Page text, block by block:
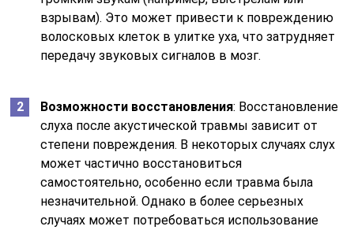
взрывам). Это может привести к повреждению
волосковых клеток в улитке уха, что затрудняет
передачу звуковых сигналов в мозг.
Возможности восстановления: Восстановление
слуха после акустической травмы зависит от
степени повреждения. В некоторых случаях слух
может частично восстановиться
самостоятельно, особенно если травма была
незначительной. Однако в более серьезных
случаях может потребоваться использование